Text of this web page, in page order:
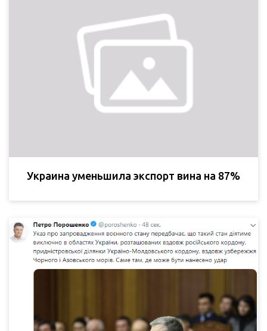
Украина уменьшила экспорт вина на 87%